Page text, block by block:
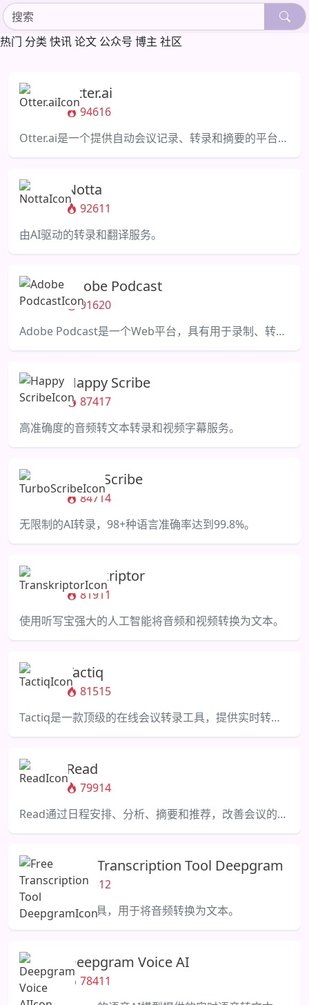
热门 分类 快讯论文 公众号 博主 社区
Otter.ai
94616
Otter.ai是一个提供自动会议记录、转录和摘要的平台，旨在提高生产力和协作能力。
Notta
92611
由AI驱动的转录和翻译服务。
Adobe Podcast
91620
Adobe Podcast是一个Web平台，具有用于录制、转录、编辑和分享音频内容的AI音频功能。
Happy Scribe
87417
高准确度的音频转文本转录和视频字幕服务。
TurboScribe
84714
无限制的AI转录，98+种语言准确率达到99.8%。
Transkriptor
81911
使用听写宝强大的人工智能将音频和视频转换为文本。
Tactiq
81515
Tactiq是一款顶级的在线会议转录工具，提供实时转录和会议摘要。
Read
79914
Read通过日程安排、分析、摘要和推荐，改善会议的健康状况。
Free Transcription Tool Deepgram
78512
免费的AI转录工具，用于将音频转换为文本。
Deepgram Voice AI
78411